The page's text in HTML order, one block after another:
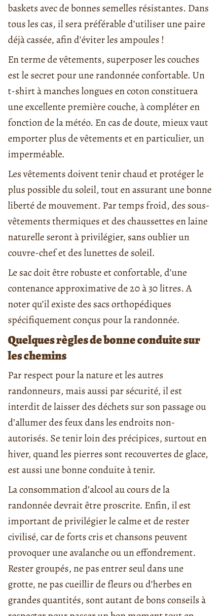
baskets avec de bonnes semelles résistantes. Dans
tous les cas, il sera préférable d’utiliser une paire
déjà cassée, afin d’éviter les ampoules !
En terme de vêtements, superposer les couches
est le secret pour une randonnée confortable. Un
t-shirt à manches longues en coton constituera
une excellente première couche, à compléter en
fonction de la météo. En cas de doute, mieux vaut
emporter plus de vêtements et en particulier, un
imperméable.
Les vêtements doivent tenir chaud et protéger le
plus possible du soleil, tout en assurant une bonne
liberté de mouvement. Par temps froid, des sous-
vêtements thermiques et des chaussettes en laine
naturelle seront à privilégier, sans oublier un
couvre-chef et des lunettes de soleil.
Le sac doit être robuste et confortable, d’une
contenance approximative de 20 à 30 litres. A
noter qu’il existe des sacs orthopédiques
spécifiquement conçus pour la randonnée.
Quelques règles de bonne conduite sur
les chemins
Par respect pour la nature et les autres
randonneurs, mais aussi par sécurité, il est
interdit de laisser des déchets sur son passage ou
d’allumer des feux dans les endroits non-
autorisés. Se tenir loin des précipices, surtout en
hiver, quand les pierres sont recouvertes de glace,
est aussi une bonne conduite à tenir.
La consommation d’alcool au cours de la
randonnée devrait être proscrite. Enfin, il est
important de privilégier le calme et de rester
civilisé, car de forts cris et chansons peuvent
provoquer une avalanche ou un effondrement.
Rester groupés, ne pas entrer seul dans une
grotte, ne pas cueillir de fleurs ou d’herbes en
grandes quantités, sont autant de bons conseils à